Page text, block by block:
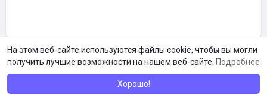
На этом веб-сайте используются файлы cookie, чтобы вы могли
получить лучшие возможности на нашем веб-сайте. Подробнее
Хорошо!